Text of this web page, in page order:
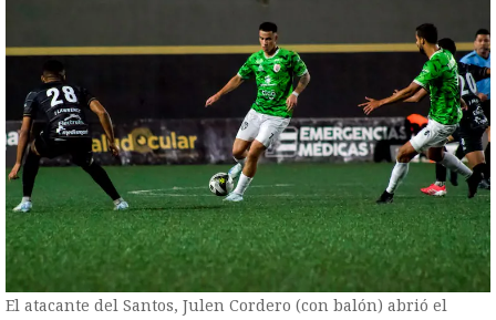
El atacante del Santos, Julen Cordero (con balón) abrió el